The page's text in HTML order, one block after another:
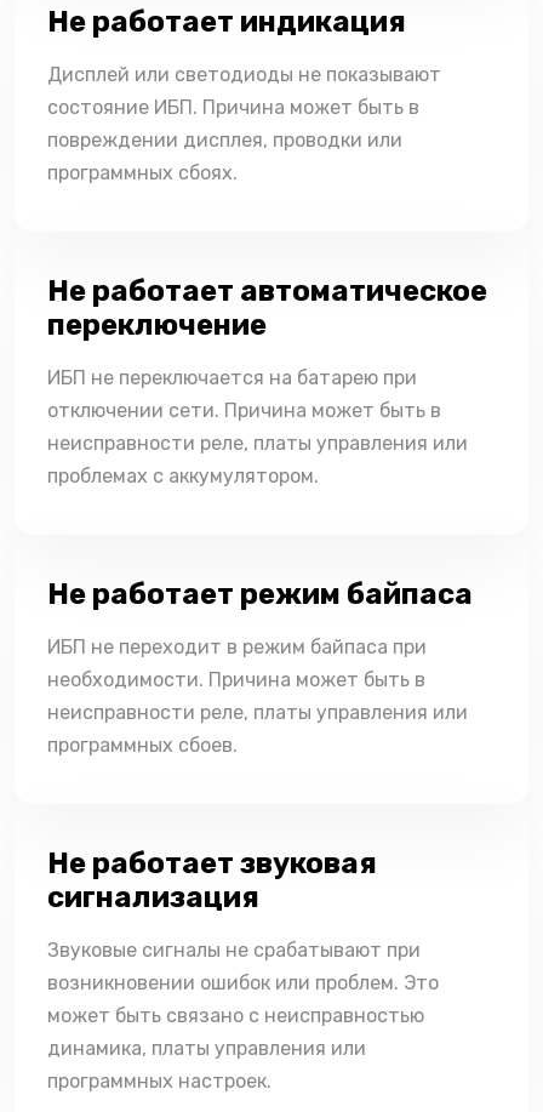
Не работает индикация
Дисплей или светодиоды не показывают
состояние ИБП. Причина может быть в
повреждении дисплея, проводки или
программных сбоях.
Не работает автоматическое
переключение
ИБП не переключается на батарею при
отключении сети. Причина может быть в
неисправности реле, платы управления или
проблемах с аккумулятором.
Не работает режим байпаса
ИБП не переходит в режим байпаса при
необходимости. Причина может быть в
неисправности реле, платы управления или
программных сбоев.
Не работает звуковая
сигнализация
Звуковые сигналы не срабатывают при
возникновении ошибок или проблем. Это
может быть связано с неисправностью
динамика, платы управления или
программных настроек.